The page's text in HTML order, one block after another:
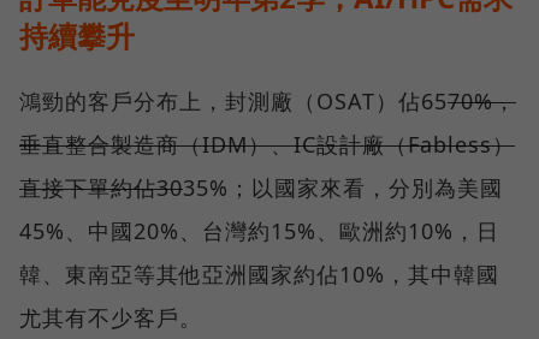
持續攀升
鴻勁的客戶分布上，封測廠（OSAT）佔6570%，
垂直整合製造商（IDM）、IC設計廠（Fabless）
直接下單約佔3035%；以國家來看，分別為美國
45%、中國20%、台灣約15%、歐洲約10%，日
韓、東南亞等其他亞洲國家約佔10%，其中韓國
尤其有不少客戶。